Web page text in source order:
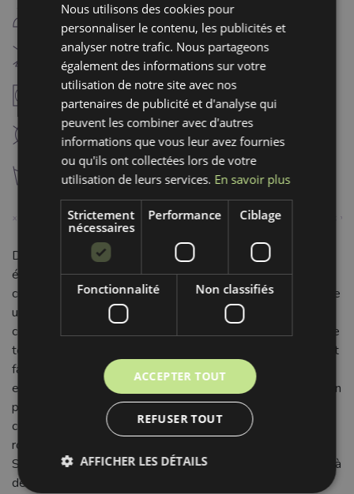
E repassage fer chaud (150°C)
H Blanchiment interdit
V séchaga à température modérée (60°C)
K nettoyage à sec interdit
g lavage à 30°C
Découvrez notre Tissu Popeline de coton army green, une
étoffe de qualité supérieure, idéale pour une multitude de
créations. Composée à 100% de coton, cette popeline offre
une surface lisse et un toucher agréable, garantissant un
confort optimal. Son tissage serré lui confère une excellente
tenue tout en conservant une certaine souplesse, la rendant
facile à travailler pour les couturiers débutants comme
expérimentés. Avec sa largeur généreuse de 150 cm et son
poids de 130 g/m², ce tissu polyvalent est parfait pour la
confection de vêtements légers et structurés : chemises,
robes d'été, jupes, doublures ou vêtements pour enfants.
Son coloris vert army uni, intemporel et tendance, s'adapte à
de nombreux styles et se coordonne aisément. Vous
Nous utilisons des cookies pour
personnaliser le contenu, les publicités et
analyser notre trafic. Nous partageons
également des informations sur votre
utilisation de notre site avec nos
partenaires de publicité et d'analyse qui
peuvent les combiner avec d'autres
informations que vous leur avez fournies
ou qu'ils ont collectées lors de votre
utilisation de leurs services. En savoir plus
Strictement
nécessaires
Performance Ciblage
Fonctionnalité Non classifiés
ACCEPTER TOUT
REFUSER TOUT
AFFICHER LES DÉTAILS